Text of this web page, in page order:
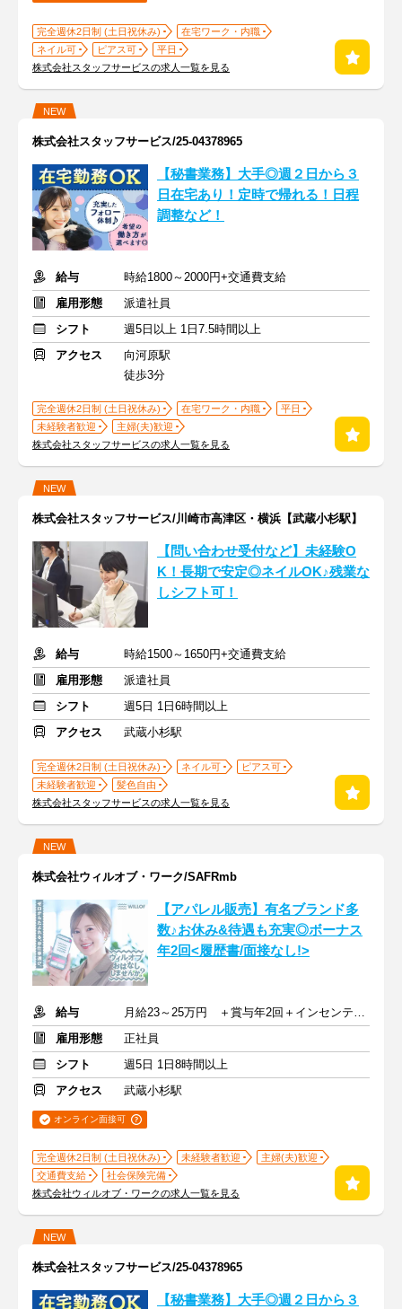
完全週休2日制 (土日祝休み)
在宅ワーク・内職
ネイル可
ピアス可
平日
株式会社スタッフサービスの求人一覧を見る
NEW
株式会社スタッフサービス/25-04378965
【秘書業務】大手◎週２日から３
日在宅あり！定時で帰れる！日程
調整など！
給与
時給1800～2000円+交通費支給
雇用形態
派遣社員
シフト
週5日以上 1日7.5時間以上
アクセス
向河原駅
徒歩3分
完全週休2日制 (土日祝休み) 在宅ワーク・内職
平日
未経験者歓迎
主婦(夫)歓迎
株式会社スタッフサービスの求人一覧を見る
NEW
株式会社スタッフサービス/川崎市高津区・横浜【武蔵小杉駅】
【問い合わせ受付など】未経験O
K！長期で安定◎ネイルOK♪残業な
しシフト可！
給与
時給1500～1650円+交通費支給
雇用形態
派遣社員
シフト
週5日 1日6時間以上
アクセス
武蔵小杉駅
完全週休2日制 (土日祝休み) ネイル可
ピアス可
未経験者歓迎
髪色自由
株式会社スタッフサービスの求人一覧を見る
NEW
株式会社ウィルオブ・ワーク/SAFRmb
【アパレル販売】有名ブランド多
数♪お休み&待遇も充実◎ボーナス
年2回<履歴書/面接なし!>
給与
月給23～25万円 ＋賞与年2回＋インセンティブ＋交通費
雇用形態
正社員
シフト
週5日 1日8時間以上
アクセス
武蔵小杉駅
オンライン面接可
完全週休2日制 (土日祝休み) 未経験者歓迎
主婦(夫)歓迎
交通費支給
社会保険完備
株式会社ウィルオブ・ワークの求人一覧を見る
NEW
株式会社スタッフサービス/25-04378965
【秘書業務】大手◎週２日から３